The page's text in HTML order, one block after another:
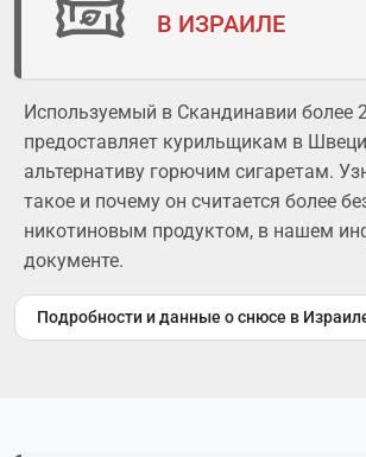
В ИЗРАИЛЕ
Используемый в Скандинавии более
предоставляет курильщикам в
альтернативу горючим сигаретам.
такое и почему он считается более
никотиновым продуктом, в нашем
документе.
Подробности и данные о снюсе в